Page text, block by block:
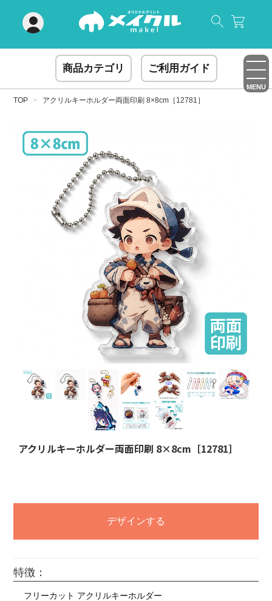
商品カテゴリ ご利用ガイド
MENU
TOP アクリルキーホルダー両面印刷 8×8cm［12781］
アクリルキーホルダー両面印刷 8×8cm［12781］
デザインする
特徴：
フリーカット アクリルキーホルダー